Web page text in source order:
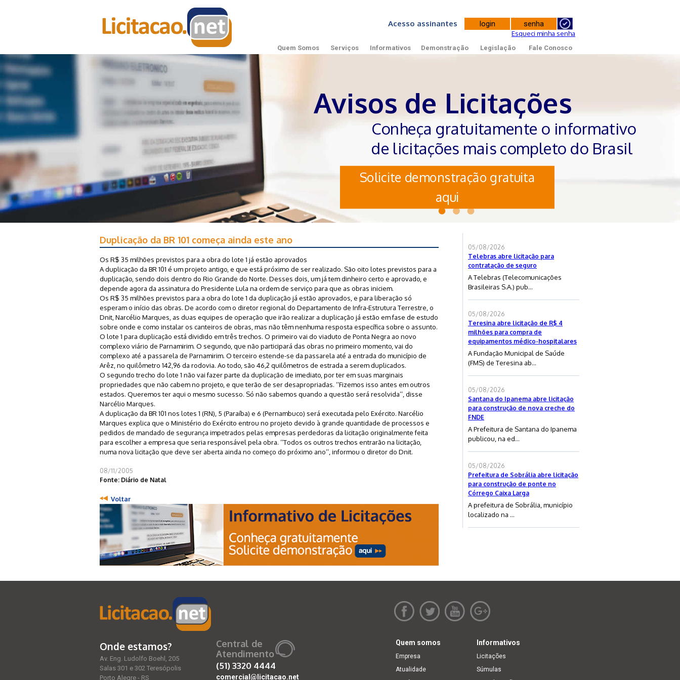
Acesso assinantes
Esqueci minha senha
Quem Somos Serviços Informativos Demonstração Legislação Fale Conosco
Avisos de Licitações
Conheça gratuitamente o informativo
de licitações mais completo do Brasil
Solicite demonstração gratuita
aqui
Duplicação da BR 101 começa ainda este ano
Os R$ 35 milhões previstos para a obra do lote 1 já estão aprovados
A duplicação da BR 101 é um projeto antigo, e que está próximo de ser realizado. São oito lotes previstos para a
duplicação, sendo dois dentro do Rio Grande do Norte. Desses dois, um já tem dinheiro certo e aprovado, e
depende agora da assinatura do Presidente Lula na ordem de serviço para que as obras iniciem.
Os R$ 35 milhões previstos para a obra do lote 1 da duplicação já estão aprovados, e para liberação só
esperam o início das obras. De acordo com o diretor regional do Departamento de Infra-Estrutura Terrestre, o
Dnit, Narcélio Marques, as duas equipes de operação que irão realizar a duplicação já estão em fase de estudo
sobre onde e como instalar os canteiros de obras, mas não têm nenhuma resposta específica sobre o assunto.
O lote 1 para duplicação está dividido em três trechos. O primeiro vai do viaduto de Ponta Negra ao novo
complexo viário de Parnamirim. O segundo, que não participará das obras no primeiro momento, vai do
complexo até a passarela de Parnamirim. O terceiro estende-se da passarela até a entrada do município de
Arêz, no quilômetro 142,96 da rodovia. Ao todo, são 46,2 quilômetros de estrada a serem duplicados.
O segundo trecho do lote 1 não vai fazer parte da duplicação de imediato, por ter em suas marginais
propriedades que não cabem no projeto, e que terão de ser desapropriadas. ‘‘Fizemos isso antes em outros
estados. Queremos ter aqui o mesmo sucesso. Só não sabemos quando a questão será resolvida’’, disse
Narcélio Marques.
A duplicação da BR 101 nos lotes 1 (RN), 5 (Paraíba) e 6 (Pernambuco) será executada pelo Exército. Narcélio
Marques explica que o Ministério do Exército entrou no projeto devido à grande quantidade de processos e
pedidos de mandado de segurança impetrados pelas empresas perdedoras da licitação originalmente feita
para escolher a empresa que seria responsável pela obra. ‘‘Todos os outros trechos entrarão na licitação,
numa nova licitação que deve ser aberta ainda no começo do próximo ano’’, informou o diretor do Dnit.
08/11/2005
Fonte: Diário de Natal
Voltar
05/08/2026
Telebras abre licitação para
contratação de seguro
A Telebras (Telecomunicações
Brasileiras S.A.) pub...
05/08/2026
Teresina abre licitação de R$ 4
milhões para compra de
equipamentos médico-hospitalares
A Fundação Municipal de Saúde
(FMS) de Teresina ab...
05/08/2026
Santana do Ipanema abre licitação
para construção de nova creche do
FNDE
A Prefeitura de Santana do Ipanema
publicou, na ed...
05/08/2026
Prefeitura de Sobrália abre licitação
para construção de ponte no
Córrego Caixa Larga
A prefeitura de Sobrália, município
localizado na ...
Onde estamos?
Av. Eng. Ludolfo Boehl, 205
Salas 301 e 302 Teresópolis
Porto Alegre - RS
Central de
Atendimento
(51)3320 4444
comercial@licitacao.net
Quem somos
Empresa
Atualidade
Informativos
Licitações
Súmulas